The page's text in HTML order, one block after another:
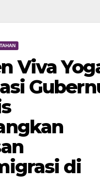
Viva
di